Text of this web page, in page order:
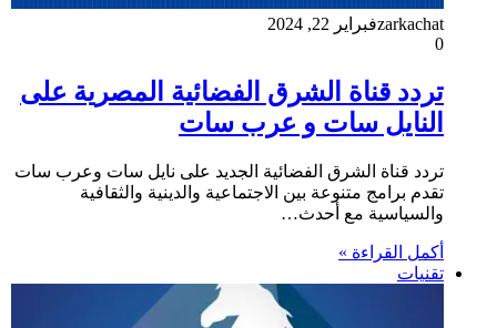
zarkachatفبراير 22, 2024
0
تردد قناة الشرق الفضائية المصرية على
النايل سات و عرب سات
تردد قناة الشرق الفضائية الجديد على نايل سات وعرب سات
تقدم برامج متنوعة بين الاجتماعية والدينية والثقافية
والسياسية مع أحدث…
أكمل القراءة »
تقنيات